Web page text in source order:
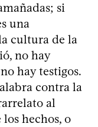
si
una
cultura de la
no hay
hay testigos.
contra la
al
hechos, o